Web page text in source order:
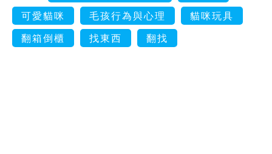
可愛貓咪
毛孩行為與心理
貓咪玩具
翻箱倒櫃
找東西 翻找